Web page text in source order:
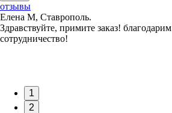
отзывы
Елена М, Ставрополь.
Здравствуйте, примите заказ!
сотрудничество!
1
2